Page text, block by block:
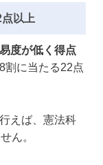
以上
度が低く得点
割に当たる22点
えば、憲法科
ん。